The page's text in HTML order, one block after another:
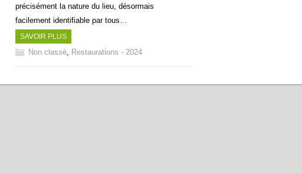
précisément la nature du lieu, désormais
facilement identifiable par tous…
SAVOIR PLUS
Non classé Restaurations - 2024